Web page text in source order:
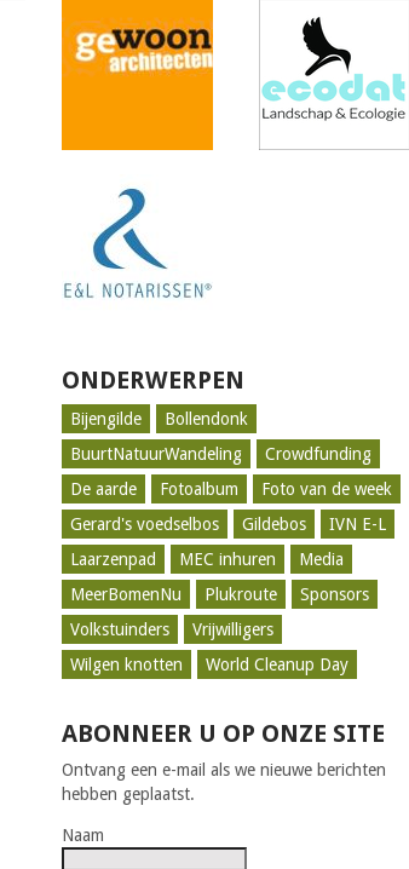
ONDERWERPEN
Bijengilde
Bollendonk
BuurtNatuurWandeling
Crowdfunding
De aarde
Fotoalbum
Foto van de week
Gerard's voedselbos
Gildebos
IVN E-L
Laarzenpad
MEC inhuren
Media
MeerBomenNu
Plukroute
Sponsors
Volkstuinders
Vrijwilligers
Wilgen knotten
World Cleanup Day
ABONNEER U OP ONZE SITE
Ontvang een e-mail als we nieuwe berichten
hebben geplaatst.
Naam